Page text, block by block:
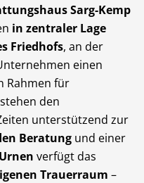
Sarg-Kemp
in zentraler Lage
Friedhofs, an der
einen
Rahmen für
den
unterstützend zur
Beratung und einer
verfügt das
Trauerraum –